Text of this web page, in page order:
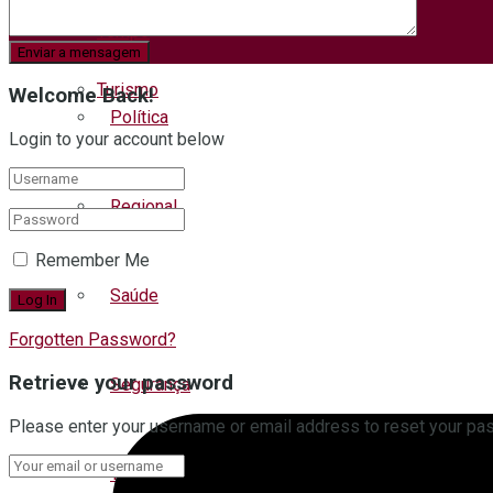
Política
Regional
Saúde
Segurança
Trânsito
Tempo
Turismo
Welcome Back!
Login to your account below
Remember Me
Forgotten Password?
Retrieve your password
Please enter your username or email address to reset your